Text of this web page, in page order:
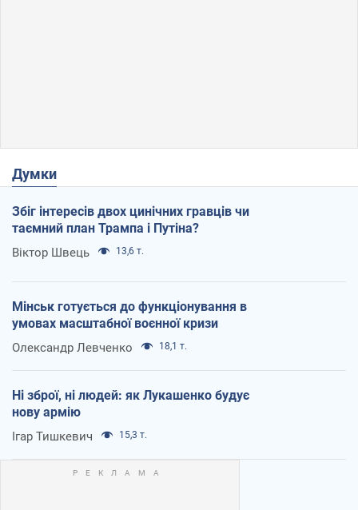
Думки
Збіг інтересів двох цинічних гравців чи
таємний план Трампа і Путіна?
Віктор Швець 13,6 т.
Мінськ готується до функціонування в
умовах масштабної воєнної кризи
Олександр Левченко 18,1 т.
Ні зброї, ні людей: як Лукашенко будує
нову армію
Ігар Тишкевич 15,3 т.